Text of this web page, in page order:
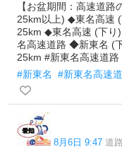
【お盆期間：高速道
25km以上) ◆東名高速
25km ◆東名高速 (下
名高速道路 ◆新東名 (
25km #新東名高速道路
#新東名
#新東名高速
8月6日 9:47 道